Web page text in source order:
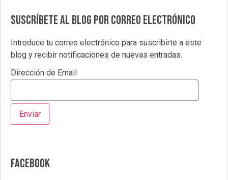
Suscríbete al blog por correo electrónico
Introduce tu correo electrónico para suscribirte a este
blog y recibir notificaciones de nuevas entradas.
Dirección de Email
Facebook